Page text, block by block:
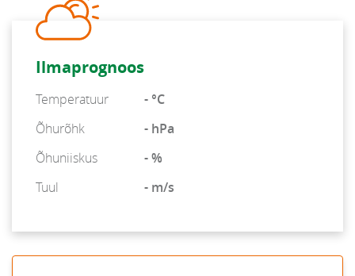
Ilmaprognoos
Temperatuur
- °C
Õhurõhk
- hPa
Õhuniiskus
- %
Tuul
- m/s